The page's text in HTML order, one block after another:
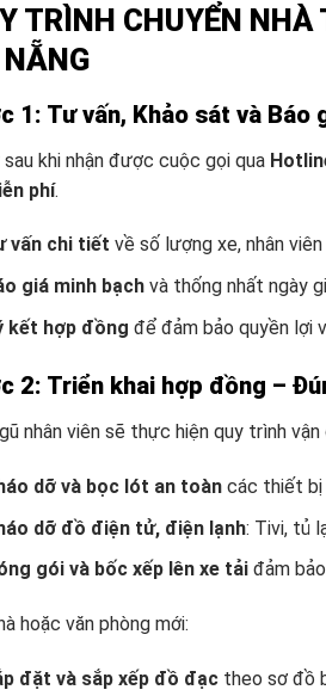
TRÌNH CHUYỂN NHÀ
1: Tư vấn, Khảo sát và Báo
sau khi nhận được cuộc gọi qua
phí.
vấn chi tiết về số lượng xe, nhân
giá minh bạchvà thống nhất ngày
kết hợp đồng để đảm bảo quyền lợi
2: Triển khai hợp đồng –
nhân viên sẽ thực hiện quy trình
dỡ và bọc lót an toàncác thiết bị
dỡ đồ điện tử, điện lạnh: Tivi, tủ
gói và bốc xếp lên xe tảiđảm
hoặc văn phòng mới:
đặt và sắp xếp đồ đạctheo sơ đồ